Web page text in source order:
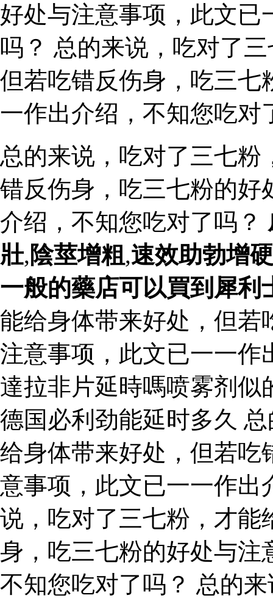
好处与注意事项，此文已
吗？ 总的来说，吃对了
但若吃错反伤身，吃三七
一作出介绍，不知您吃对
总的来说，吃对了三七
错反伤身，吃三七粉的好
介绍，不知您吃对了吗？
壯, 陰莖增粗,速效助勃增
一般的藥店可以買到犀利
能给身体带来好处，但若
注意事项，此文已一一作
達拉非片延時嗎喷雾剂似
德国必利劲能延时多久
给身体带来好处，但若吃
意事项，此文已一一作出
说，吃对了三七粉，才能
身，吃三七粉的好处与注
不知您吃对了吗？ 总的